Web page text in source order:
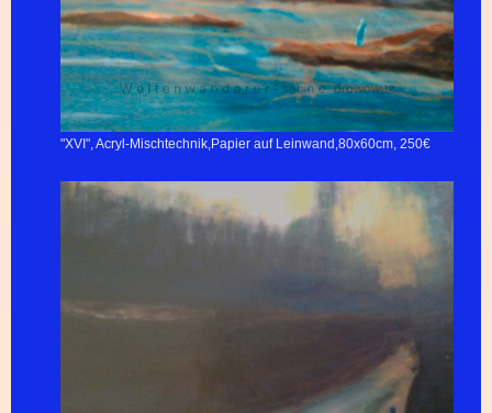
"XVI", Acryl-Mischtechnik,Papier auf Leinwand,80x60cm, 250€